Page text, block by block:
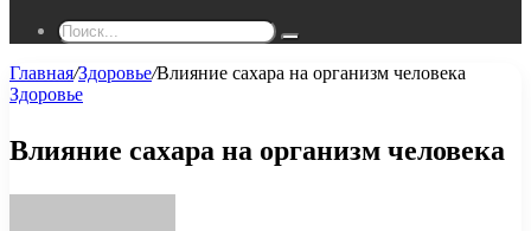
Поиск...
Главная/Здоровье/Влияние сахара на организм человека
Здоровье
Влияние сахара на организм человека